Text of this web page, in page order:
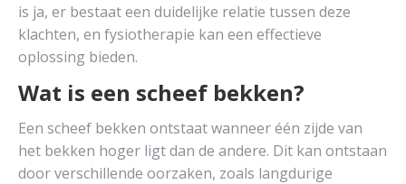
is ja, er bestaat een duidelijke relatie tussen deze
klachten, en fysiotherapie kan een effectieve
oplossing bieden.
Wat is een scheef bekken?
Een scheef bekken ontstaat wanneer één zijde van
het bekken hoger ligt dan de andere. Dit kan ontstaan
door verschillende oorzaken, zoals langdurige